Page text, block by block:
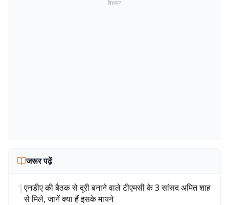
विज्ञापन
जरूर पढ़ें
1एनडीए की बैठक से दूरी बनाने वाले टीएमसी के 3 सांसद अमित शाह
से मिले, जानें क्या हैं इसके मायने